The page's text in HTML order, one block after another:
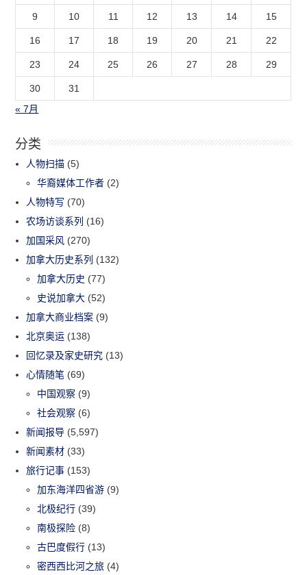
9 10 11 12 13 14 15
16 17 18 19 20 21 22
23 24 25 26 27 28 29
30
31
« 7月
分类
人物扫描 (5)
华裔媒体工作者 (2)
人物特写 (70)
农场访谈系列 (16)
加国采风 (270)
加拿大历史系列 (132)
加拿大历史 (77)
史说加拿大 (52)
加拿大商业档案 (9)
北京奥运 (138)
回忆录及家史研究 (13)
心情随笔 (69)
中国观察 (9)
社会观察 (6)
新闻报导 (5,597)
新闻素材 (33)
旅行记事 (153)
加东海洋四省游 (9)
北极纪行 (39)
南极探险 (8)
古巴度假行 (13)
密西西比河之旅 (4)